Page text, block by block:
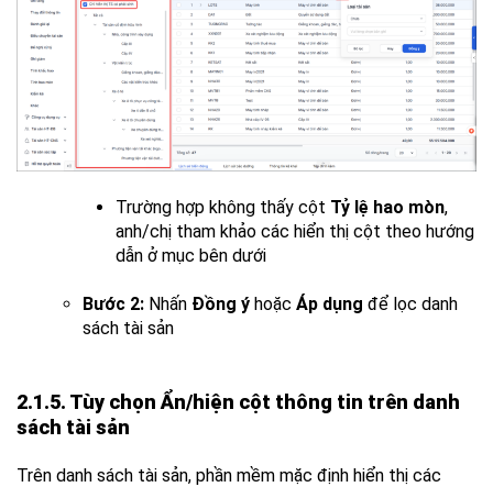
Trường hợp không thấy cột Tỷ lệ hao mòn,
anh/chị tham khảo các hiển thị cột theo hướng
dẫn ở mục bên dưới
Bước 2: Nhấn Đồng ý hoặc Áp dụng để lọc danh
sách tài sản
2.1.5. Tùy chọn Ẩn/hiện cột thông tin trên danh
sách tài sản
Trên danh sách tài sản, phần mềm mặc định hiển thị các